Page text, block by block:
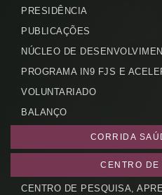
PRESIDÊNCIA
PUBLICAÇÕES
NÚCLEO DE
PROGRAMA IN9 FJS E
VOLUNTARIADO
BALANÇO
CORRIDA
CENTRO DE
CENTRO DE PESQUISA,